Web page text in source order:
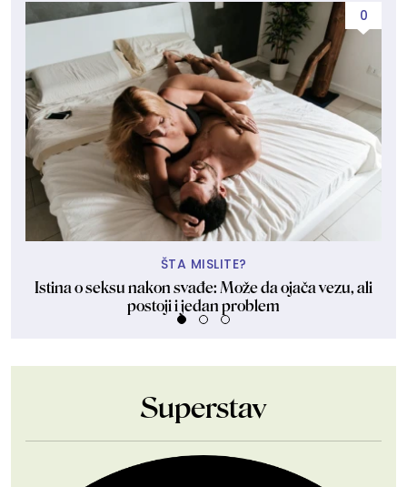
0
ŠTA MISLITE?
Istina o seksu nakon svađe: Može da ojača vezu, ali
postoji i jedan problem
Superstav